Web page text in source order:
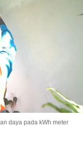
daya pada kWh meter